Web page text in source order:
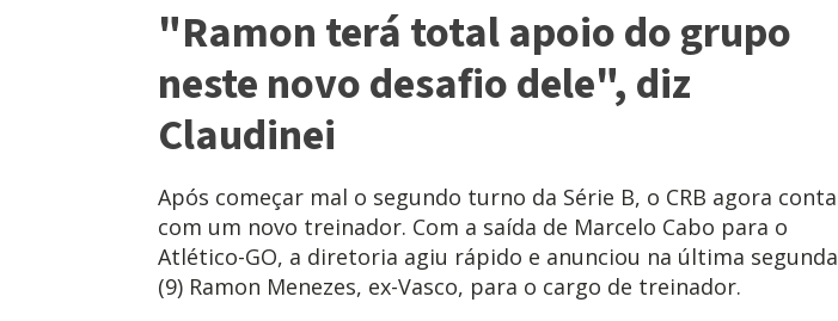
"Ramon terá total apoio do grupo
neste novo desafio dele", diz
Claudinei
Após começar mal o segundo turno da Série B, o CRB agora conta
com um novo treinador. Com a saída de Marcelo Cabo para o
Atlético-GO, a diretoria agiu rápido e anunciou na última segunda
(9) Ramon Menezes, ex-Vasco, para o cargo de treinador.